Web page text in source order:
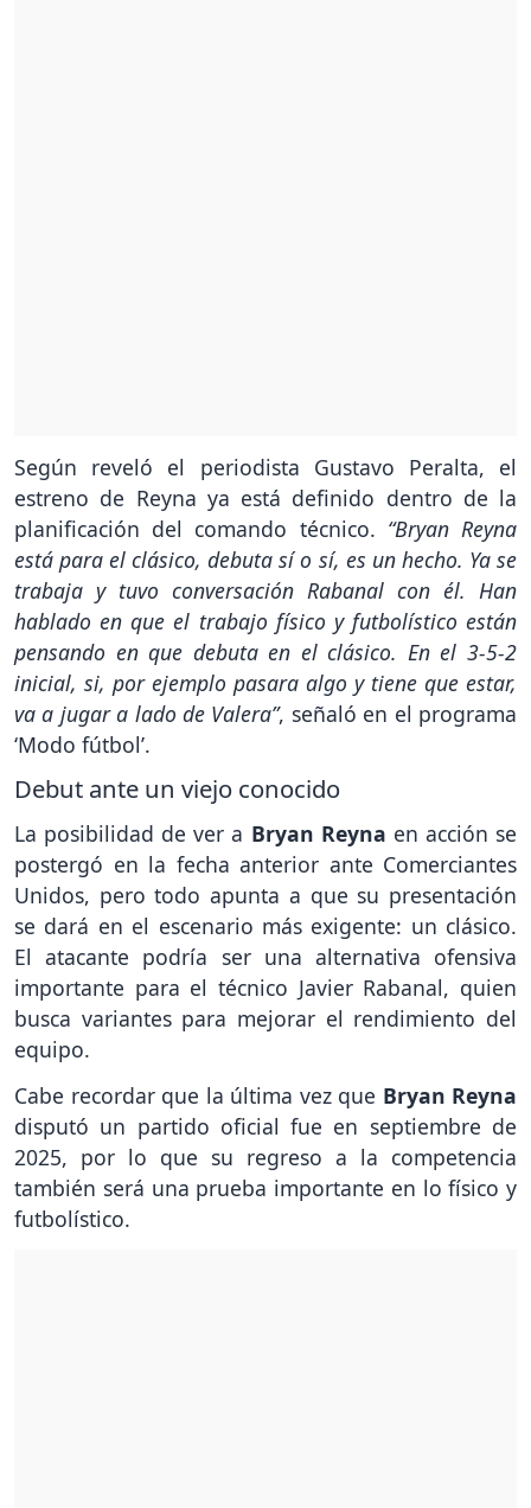
Según reveló el periodista Gustavo Peralta, el
estreno de Reyna ya está definido dentro de la
planificación del comando técnico. “Bryan Reyna
está para el clásico, debuta sí o sí, es un hecho. Ya se
trabaja y tuvo conversación Rabanal con él. Han
hablado en que el trabajo físico y futbolístico están
pensando en que debuta en el clásico. En el 3-5-2
inicial, si, por ejemplo pasara algo y tiene que estar,
va a jugar a lado de Valera”, señaló en el programa
‘Modo fútbol’.
Debut ante un viejo conocido
La posibilidad de ver a Bryan Reyna en acción se
postergó en la fecha anterior ante Comerciantes
Unidos, pero todo apunta a que su presentación
se dará en el escenario más exigente: un clásico.
El atacante podría ser una alternativa ofensiva
importante para el técnico Javier Rabanal, quien
busca variantes para mejorar el rendimiento del
equipo.
Cabe recordar que la última vez que Bryan Reyna
disputó un partido oficial fue en septiembre de
2025, por lo que su regreso a la competencia
también será una prueba importante en lo físico y
futbolístico.